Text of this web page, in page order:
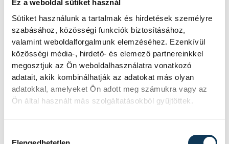
Ez a weboldal sütiket használ
Sütiket használunk a tartalmak és hirdetések személyre
szabásához, közösségi funkciók biztosításához,
valamint weboldalforgalmunk elemzéséhez. Ezenkívül
közösségi média-, hirdető- és elemező partnereinkkel
megosztjuk az Ön weboldalhasználatra vonatkozó
adatait, akik kombinálhatják az adatokat más olyan
adatokkal, amelyeket Ön adott meg számukra vagy az
Ön által használt más szolgáltatásokból gyűjtöttek.
pedig többek között bachata és reggaeton
tanfolyam is elérhető – utóbbival
fellépéseket is vállalnak. Emellett Timi
alkalmilag Budapesten is tart kurzust.
Bevallja, nem volt egyszerű az idáig vezető